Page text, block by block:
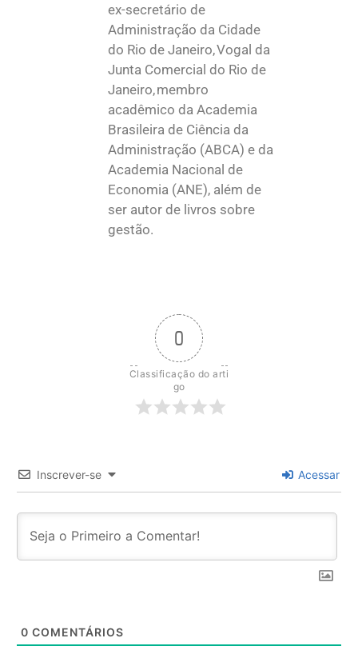
ex-secretário de
Administração da Cidade
do Rio de Janeiro, Vogal da
Junta Comercial do Rio de
Janeiro, membro
acadêmico da Academia
Brasileira de Ciência da
Administração (ABCA) e da
Academia Nacional de
Economia (ANE), além de
ser autor de livros sobre
gestão.
0
Classificação do arti
go
Inscrever-se Acessar
0 COMENTÁRIOS